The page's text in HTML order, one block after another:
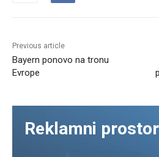
Previous article
Bayern ponovo na tronu
Evrope
Reklamni prostor